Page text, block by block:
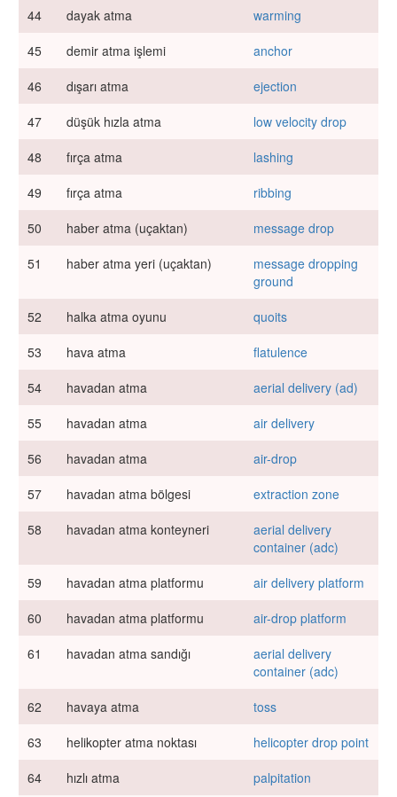
44 dayak atma
warming
45
demir atma işlemi
anchor
46
dışarı atma
ejection
47
düşük hızla atma
low velocity drop
48
fırça atma
lashing
49
fırça atma
ribbing
50
haber atma (uçaktan)
message drop
51
haber atma yeri (uçaktan)
message dropping
ground
52
halka atma oyunu
quoits
53
hava atma
flatulence
54
havadan atma
aerial delivery (ad)
55
havadan atma
air delivery
56
havadan atma
air-drop
57
havadan atma bölgesi
extraction zone
58
havadan atma konteyneri
aerial delivery
container (adc)
59
havadan atma platformu
air delivery platform
60
havadan atma platformu
air-drop platform
61
havadan atma sandığı
aerial delivery
container (adc)
62
havaya atma
toss
63
helikopter atma noktası
helicopter drop point
64
hızlı atma
palpitation